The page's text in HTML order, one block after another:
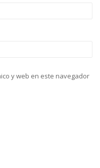
y web en este navegador